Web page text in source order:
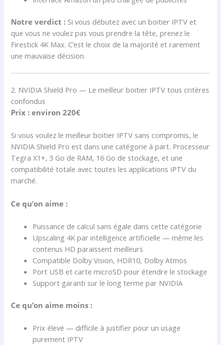
Notre verdict : Si vous débutez avec un boitier IPTV et
que vous ne voulez pas vous prendre la tête, prenez le
Firestick 4K Max. C’est le choix de la majorité et rarement
une mauvaise décision.
2. NVIDIA Shield Pro — Le meilleur boitier IPTV tous critères
confondus
Prix : environ 220€
Si vous voulez le meilleur boitier IPTV sans compromis, le
NVIDIA Shield Pro est dans une catégorie à part. Processeur
Tegra X1+, 3 Go de RAM, 16 Go de stockage, et une
compatibilité totale avec toutes les applications IPTV du
marché.
Ce qu’on aime :
Puissance de calcul sans égale dans cette catégorie
Upscaling 4K par intelligence artificielle — même les
contenus HD paraissent meilleurs
Compatible Dolby Vision, HDR10, Dolby Atmos
Port USB et carte microSD pour étendre le stockage
Support garanti sur le long terme par NVIDIA
Ce qu’on aime moins :
Prix élevé — difficile à justifier pour un usage
purement IPTV